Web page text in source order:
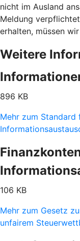
nicht im Ausland
Meldung
erhalten, müssen
Weitere
896 KB
Mehr zum
106 KB
Mehr zum Gesetz
unfairem